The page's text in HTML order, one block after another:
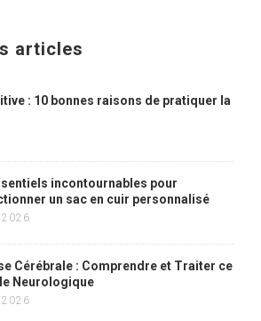
articles
: 10 bonnes raisons de pratiquer la
incontournables pour
un sac en cuir personnalisé
Cérébrale : Comprendre et Traiter ce
Neurologique